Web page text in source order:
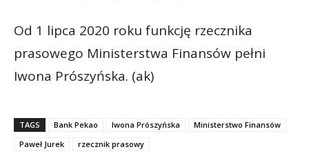
Od 1 lipca 2020 roku funkcję rzecznika
prasowego Ministerstwa Finansów pełni
Iwona Prószyńska. (ak)
TAGS Bank Pekao Iwona Prószyńska
Ministerstwo Finansów
Paweł Jurek
rzecznik prasowy